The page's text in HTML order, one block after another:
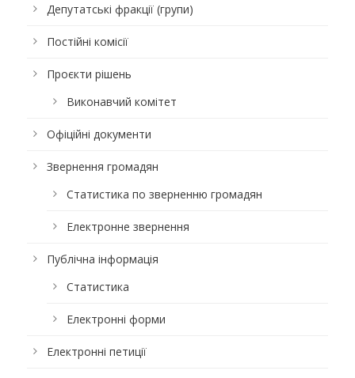
Депутатські фракції (групи)
Постійні комісії
Проєкти рішень
Виконавчий комітет
Офіційні документи
Звернення громадян
Статистика по зверненню громадян
Електронне звернення
Публічна інформація
Статистика
Електронні форми
Електронні петиції